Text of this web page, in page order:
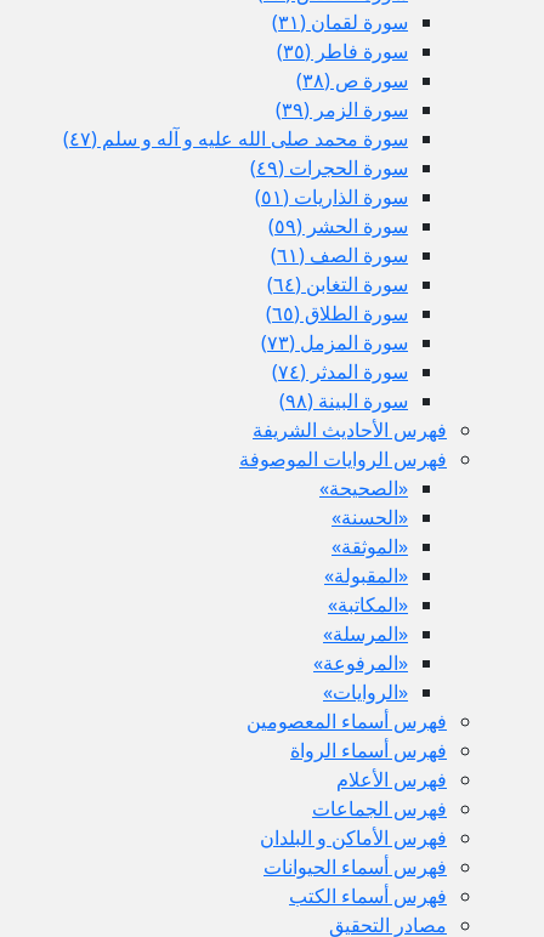
سورة لقمان (٣١)
سورة فاطر (٣٥)
سورة ص (٣٨)
سورة الزمر (٣٩)
سورة محمد صلى الله عليه و آله و سلم (٤٧)
سورة الحجرات (٤٩)
سورة الذاريات (٥١)
سورة الحشر (٥٩)
سورة الصف (٦١)
سورة التغابن (٦٤)
سورة الطلاق (٦٥)
سورة المزمل (٧٣)
سورة المدثر (٧٤)
سورة البينة (٩٨)
فهرس الأحاديث الشريفة
فهرس الروايات الموصوفة
«الصحيحة»
«الحسنة»
«الموثقة»
«المقبولة»
«المكاتبة»
«المرسلة»
«المرفوعة»
«الروايات»
فهرس أسماء المعصومين
فهرس أسماء الرواة
فهرس الأعلام
فهرس الجماعات
فهرس الأماكن و البلدان
فهرس أسماء الحيوانات
فهرس أسماء الكتب
مصادر التحقيق